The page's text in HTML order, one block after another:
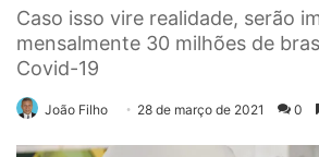
Caso isso vire realidade, serão
mensalmente 30 milhões de
Covid-19
João Filho 28 de março de 2021 0